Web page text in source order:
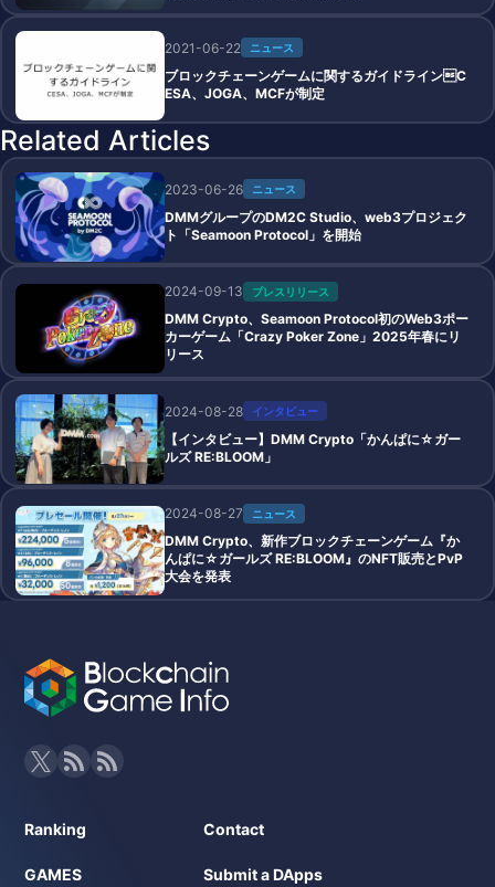
2021-06-22 ニュース
ブロックチェーンゲームに関するガイドラインC
ESA、JOGA、MCFが制定
Related Articles
2023-06-26 ニュース
DMMグループのDM2C Studio、web3プロジェク
ト「Seamoon Protocol」を開始
2024-09-13 プレスリリース
DMM Crypto、Seamoon Protocol初のWeb3ポー
カーゲーム「Crazy Poker Zone」2025年春にリ
リース
2024-08-28 インタビュー
【インタビュー】DMM Crypto「かんぱに☆ガー
ルズ RE:BLOOM」
2024-08-27 ニュース
DMM Crypto、新作ブロックチェーンゲーム『か
んぱに☆ガールズ RE:BLOOM』のNFT販売とPvP
大会を発表
Ranking
GAMES
Contact
Submit a DApps